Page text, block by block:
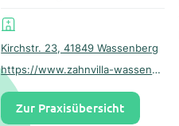
Kirchstr. 23, 41849 Wassenberg
https://www.zahnvilla-wassenberg.de/
Zur Praxisübersicht